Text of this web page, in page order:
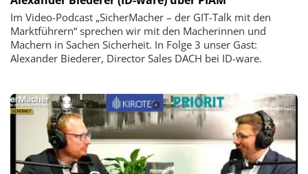
Im Video-Podcast „SicherMacher – der GIT-Talk mit den
Marktführern“ sprechen wir mit den Macherinnen und
Machern in Sachen Sicherheit. In Folge 3 unser Gast:
Alexander Biederer, Director Sales DACH bei ID-ware.